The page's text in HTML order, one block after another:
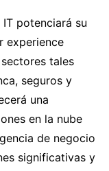
potenciará su
experience
tales
seguros y
una
en la nube
de negocio
significativas y